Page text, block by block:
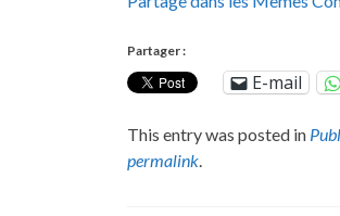
Partager :
E-mail
This entry was posted in
permalink